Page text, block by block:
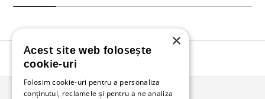
Înapoi în sus
×
Acest site web folosește
cookie-uri
Folosim cookie-uri pentru a personaliza
conținutul, reclamele și pentru a ne analiza